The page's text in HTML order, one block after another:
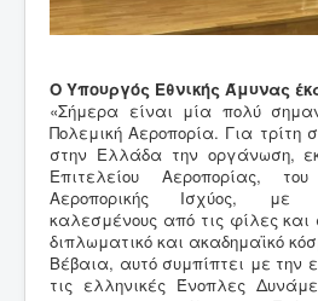
Ο Υπουργός Εθνικής Άμυνας
«Σήμερα είναι μία πολύ
Πολεμική Αεροπορία. Για τρίτη
στην Ελλάδα την οργάνωση,
Επιτελείου Αεροπορίας,
Αεροπορικής Ισχύος, με
καλεσμένους από τις φίλες
διπλωματικό και ακαδημαϊκό
Βέβαια, αυτό συμπίπτει με την
τις ελληνικές Ένοπλες